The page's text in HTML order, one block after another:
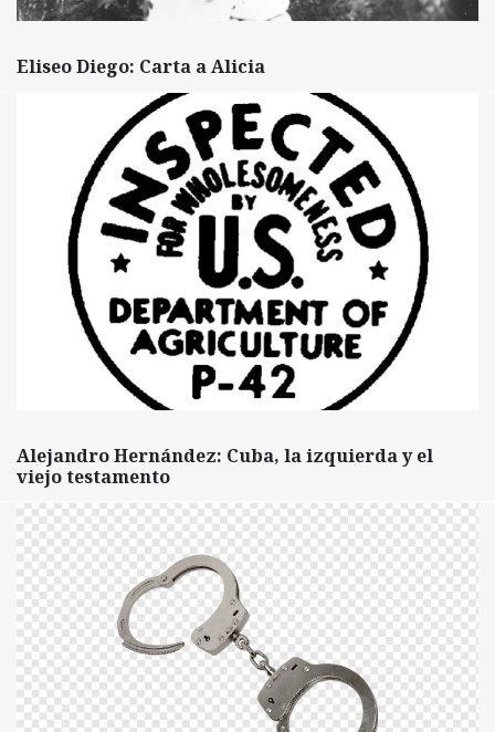
Eliseo Diego: Carta a Alicia
Alejandro Hernández: Cuba, la izquierda y el
viejo testamento